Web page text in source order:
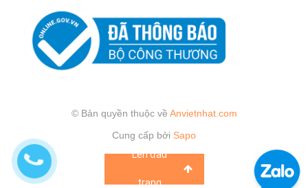
© Bản quyền thuộc về Anvietnhat.com
Cung cấp bởi Sapo
Lên đầu
trang